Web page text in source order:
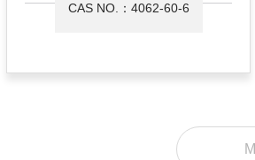
CAS NO.：4062-60-6